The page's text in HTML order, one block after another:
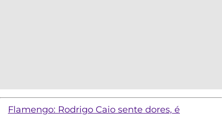
Flamengo: Rodrigo Caio sente dores, é